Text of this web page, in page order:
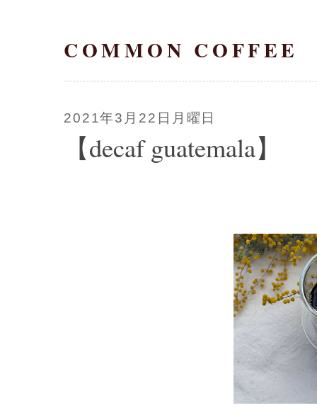
COMMON COFFEE
2021年3月22日月曜日
【decaf guatemala】